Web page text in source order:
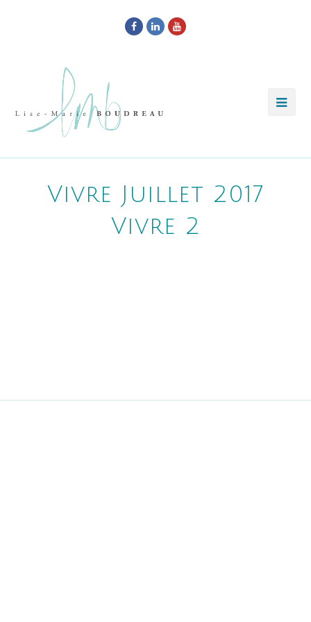
Facebook
LinkedInYoutube
Vivre Juillet 2017
Vivre 2